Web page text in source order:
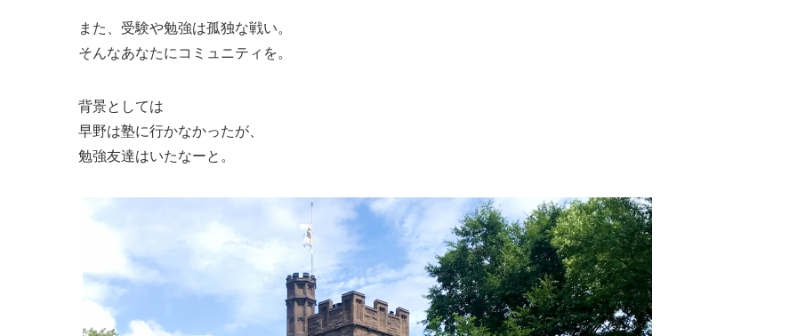
また、受験や勉強は孤独な戦い。
そんなあなたにコミュニティを。
背景としては
早野は塾に行かなかったが、
勉強友達はいたなーと。